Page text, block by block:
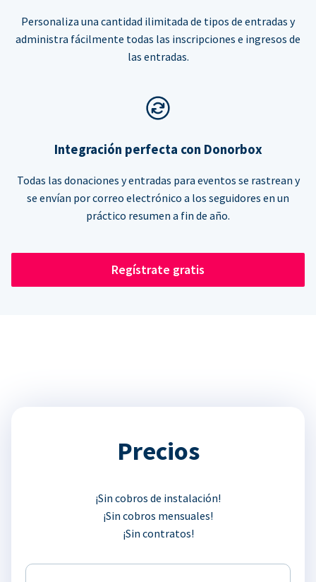
Personaliza una cantidad ilimitada de tipos de entradas y
administra fácilmente todas las inscripciones e ingresos de
las entradas.
Integración perfecta con Donorbox
Todas las donaciones y entradas para eventos se rastrean y
se envían por correo electrónico a los seguidores en un
práctico resumen a fin de año.
Regístrate gratis
Precios
¡Sin cobros de instalación!
¡Sin cobros mensuales!
¡Sin contratos!